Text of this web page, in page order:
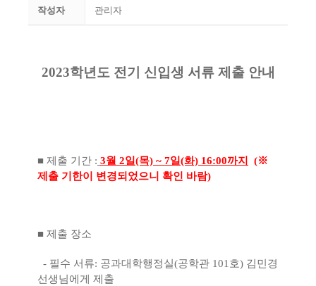
작성자 관리자
2023학년도 전기 신입생 서류 제출 안내
■ 제출 기간 : 3월 2일(목) ~ 7일(화) 16:00까지
(※
제출 기한이 변경되었으니 확인 바람)
■ 제출 장소
- 필수 서류: 공과대학행정실(공학관 101호) 김민경
선생님에게 제출